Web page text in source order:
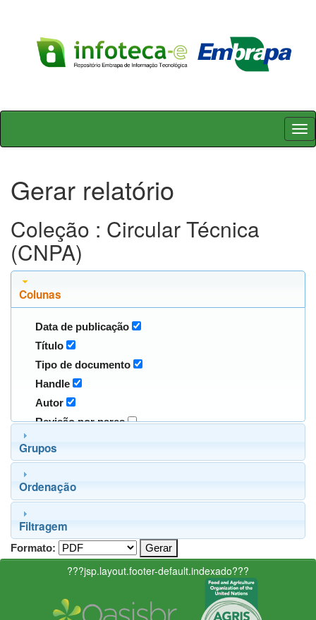
Skip
Gerar relatório
Coleção : Circular Técnica
(CNPA)
Colunas
Data de publicação
Título
Tipo de documento
Handle
Autor
Revisão por pares
Grupos
Ordenação
Filtragem
Formato:
???jsp.layout.footer-default.indexado???